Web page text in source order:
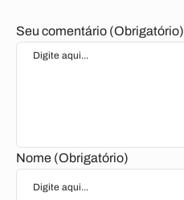
Seu comentário (Obrigatório)
Nome (Obrigatório)